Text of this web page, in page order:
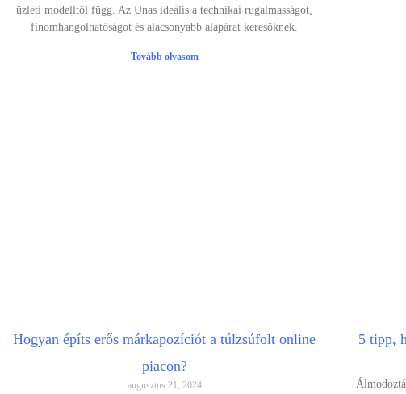
üzleti modelltől függ. Az Unas ideális a technikai rugalmasságot,
finomhangolhatóságot és alacsonyabb alapárat keresőknek.
Tovább olvasom
Hogyan építs erős márkapozíciót a túlzsúfolt online
piacon?
augusztus 21, 2024
5 tipp,